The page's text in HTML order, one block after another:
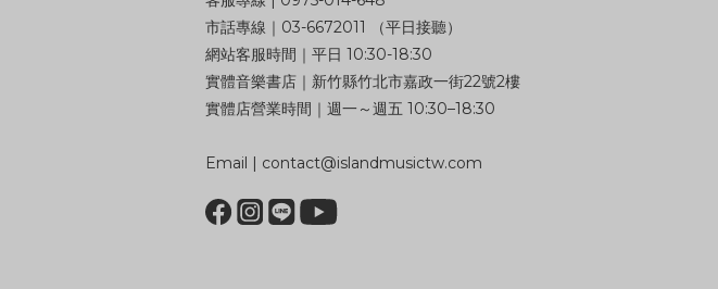
市話專線｜03-6672011 （平日接聽）
網站客服時間｜平日 10:30-18:30
實體音樂書店｜新竹縣竹北市嘉政一街22號2樓
實體店營業時間｜週一～週五 10:30–18:30
Email | contact@islandmusictw.com